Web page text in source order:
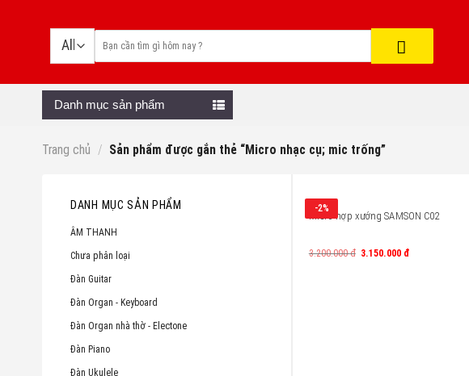
Danh mục sản phẩm
Trang chủ / Sản phẩm được gắn thẻ “Micro nhạc cụ; mic trống”
DANH MỤC SẢN PHẨM
ÂM THANH
Chưa phân loại
Đàn Guitar
Đàn Organ - Keyboard
Đàn Organ nhà thờ - Electone
Đàn Piano
Đàn Ukulele
-2%
Micro hợp xướng SAMSON C02
3.200.000đ 3.150.000 đ